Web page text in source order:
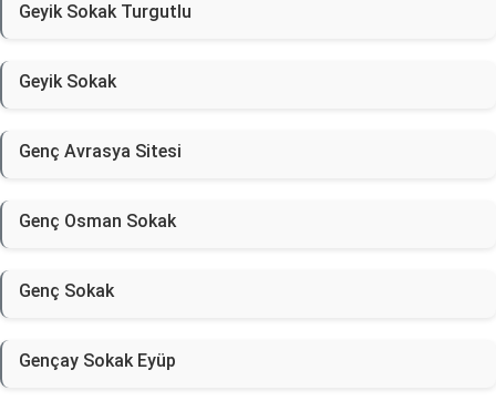
Geyik Sokak Turgutlu
Geyik Sokak
Genç Avrasya Sitesi
Genç Osman Sokak
Genç Sokak
Gençay Sokak Eyüp